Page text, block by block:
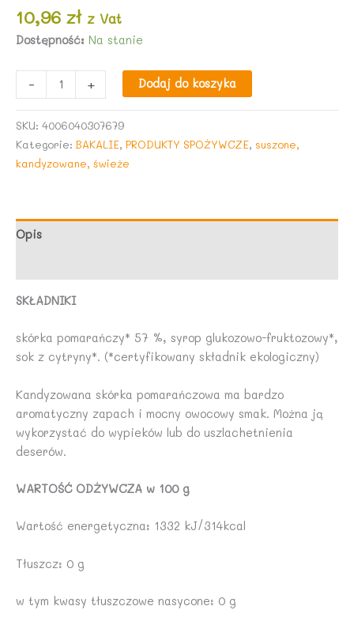
10,96 zł z Vat
Dostępność: Na stanie
-
SKÓRKA
RAPUNZEL
+ Dodaj do koszyka
SKU: 4006040307679
Kategorie: BAKALIE, PRODUKTY SPOŻYWCZE, suszone,
kandyzowane, świeże
Opis
SKŁADNIKI
skórka pomarańczy* 57 %, syrop glukozowo-fruktozowy*,
sok z cytryny*. (*certyfikowany składnik ekologiczny)
Kandyzowana skórka pomarańczowa ma bardzo
aromatyczny zapach i mocny owocowy smak. Można ją
wykorzystać do wypieków lub do uszlachetnienia
deserów.
WARTOŚĆ ODŻYWCZA w 100 g
Wartość energetyczna: 1332 kJ/314kcal
Tłuszcz: 0 g
w tym kwasy tłuszczowe nasycone: 0 g